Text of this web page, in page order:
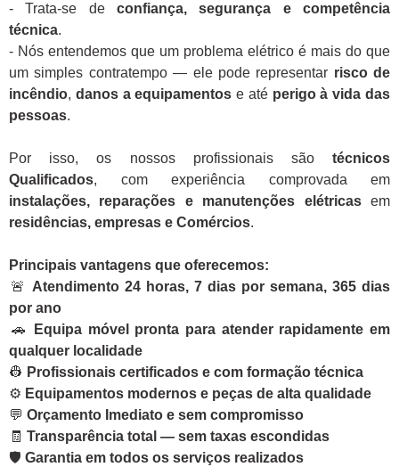
- Trata-se de confiança, segurança e competência
técnica.
- Nós entendemos que um problema elétrico é mais do que
um simples contratempo — ele pode representar risco de
incêndio, danos a equipamentos e até perigo à vida das
pessoas.
Por isso, os nossos profissionais são técnicos
Qualificados, com experiência comprovada em
instalações, reparações e manutenções elétricasem
residências, empresas e Comércios.
Principais vantagens que oferecemos:
🚨 Atendimento 24 horas, 7 dias por semana, 365 dias
por ano
🚗
Equipa móvel pronta para atender rapidamente em
qualquer localidade
👷 Profissionais certificados e com formação técnica
⚙️ Equipamentos modernos e peças de alta qualidade
💬 Orçamento Imediato e sem compromisso
🧾 Transparência total — sem taxas escondidas
🛡️ Garantia em todos os serviços realizados